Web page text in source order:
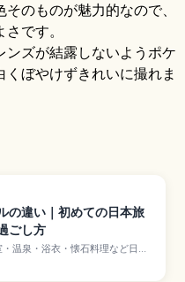
のものが魅力的なので、
です。
ンズが結露しないようポケ
ぼやけずきれいに撮れま
の違い｜初めての日本旅
ごし方
温泉・浴衣・懐石料理など日本
重視する宿泊形態で、ホテルは
プの選択肢が幅広く自由度が高